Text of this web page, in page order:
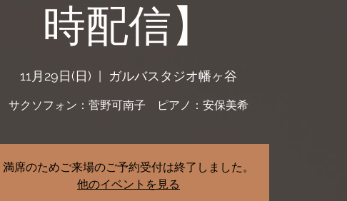
時配信】
11月29日(日) ガルバスタジオ幡ヶ谷
満席のためご来場のご予約受付は終了しました。
他のイベントを見る